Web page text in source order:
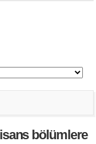
bölümlere